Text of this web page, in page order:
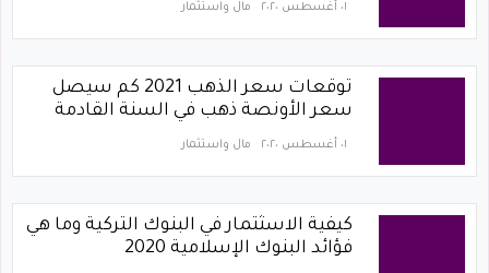
٠١ أغسطس ٢٠٢٠ مال واستثمار
توقعات سعر الذهب 2021 كم سيصل
سعر الأونصة ذهب في السنة القادمة
٠١ أغسطس ٢٠٢٠ مال واستثمار
كيفية الاسثتمار في البنوك التركية وما هي
فؤائد البنوك الإسلامية 2020